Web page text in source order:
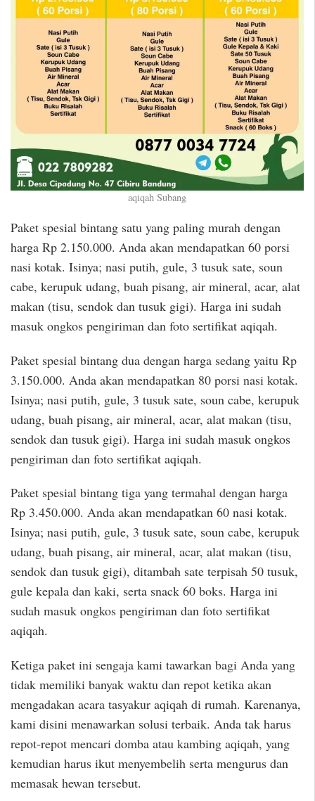
aqiqah Subang
Paket spesial bintang satu yang paling murah dengan
harga Rp 2.150.000. Anda akan mendapatkan 60 porsi
nasi kotak. Isinya; nasi putih, gule, 3 tusuk sate, soun
cabe, kerupuk udang, buah pisang, air mineral, acar, alat
makan (tisu, sendok dan tusuk gigi). Harga ini sudah
masuk ongkos pengiriman dan foto sertifikat aqiqah.
Paket spesial bintang dua dengan harga sedang yaitu Rp
3.150.000. Anda akan mendapatkan 80 porsi nasi kotak.
Isinya; nasi putih, gule, 3 tusuk sate, soun cabe, kerupuk
udang, buah pisang, air mineral, acar, alat makan (tisu,
sendok dan tusuk gigi). Harga ini sudah masuk ongkos
pengiriman dan foto sertifikat aqiqah.
Paket spesial bintang tiga yang termahal dengan harga
Rp 3.450.000. Anda akan mendapatkan 60 nasi kotak.
Isinya; nasi putih, gule, 3 tusuk sate, soun cabe, kerupuk
udang, buah pisang, air mineral, acar, alat makan (tisu,
sendok dan tusuk gigi), ditambah sate terpisah 50 tusuk,
gule kepala dan kaki, serta snack 60 boks. Harga ini
sudah masuk ongkos pengiriman dan foto sertifikat
aqiqah.
Ketiga paket ini sengaja kami tawarkan bagi Anda yang
tidak memiliki banyak waktu dan repot ketika akan
mengadakan acara tasyakur aqiqah di rumah. Karenanya,
kami disini menawarkan solusi terbaik. Anda tak harus
repot-repot mencari domba atau kambing aqiqah, yang
kemudian harus ikut menyembelih serta mengurus dan
memasak hewan tersebut.